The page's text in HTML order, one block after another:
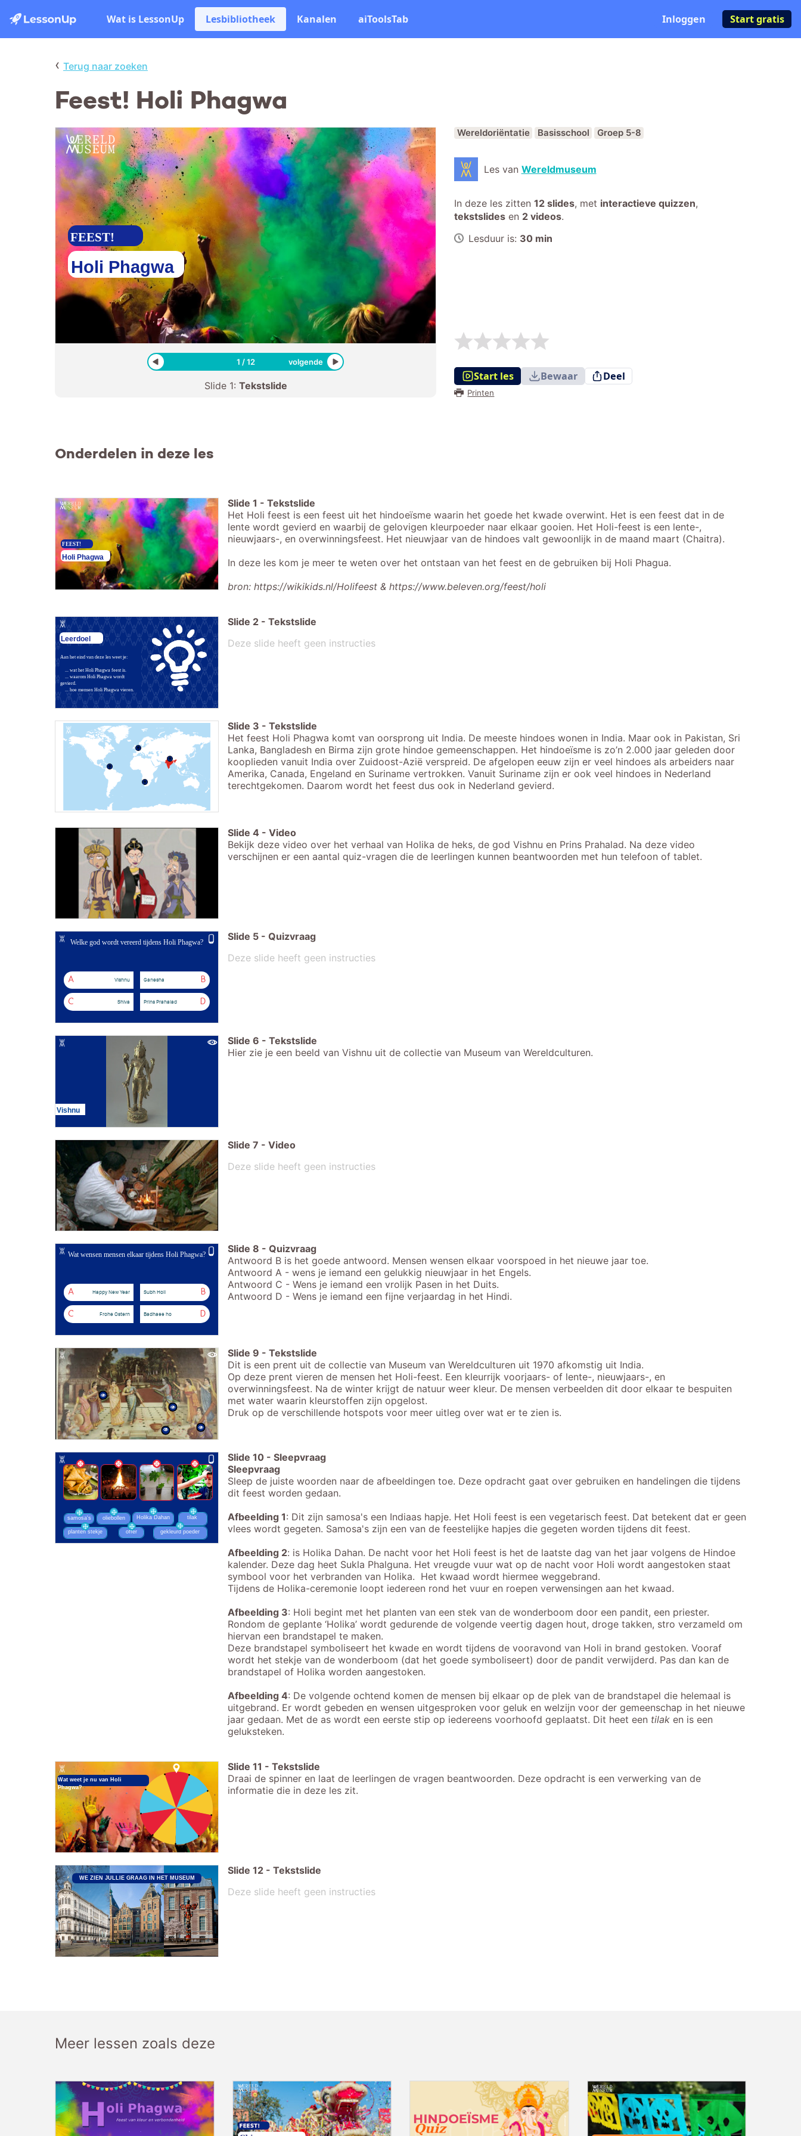
Wat is LessonUp Lesbibliotheek Kanalen aiToolsTab Inloggen Start gratis
‹ Terug naar zoeken
Feest! Holi Phagwa
FEEST!
Holi Phagwa
1 /12 volgende
Slide 1: Tekstslide
Wereldoriëntatie Basisschool Groep 5-8
Les van Wereldmuseum
In deze les zitten 12 slides, met interactieve quizzen,
tekstslides en 2 videos.
Lesduur is: 30 min
Start les Bewaar Deel
Printen
Onderdelen in deze les
FEEST!
Holi Phagwa
Slide 1 - Tekstslide
Het Holi feest is een feest uit het hindoeïsme waarin het goede het kwade overwint. Het is een feest dat in de
lente wordt gevierd en waarbij de gelovigen kleurpoeder naar elkaar gooien. Het Holi-feest is een lente-,
nieuwjaars-, en overwinningsfeest. Het nieuwjaar van de hindoes valt gewoonlijk in de maand maart (Chaitra).
In deze les kom je meer te weten over het ontstaan van het feest en de gebruiken bij Holi Phagua.
bron: https://wikikids.nl/Holifeest & https://www.beleven.org/feest/holi
Leerdoel
Aan het eind van deze les weet je:
... wat het Holi Phagwa feest is.
... waarom Holi Phagwa wordt
gevierd.
... hoe mensen Holi Phagwa vieren.
Slide 2 - Tekstslide
Deze slide heeft geen instructies
Slide 3 - Tekstslide
Het feest Holi Phagwa komt van oorsprong uit India. De meeste hindoes wonen in India. Maar ook in Pakistan, Sri
Lanka, Bangladesh en Birma zijn grote hindoe gemeenschappen. Het hindoeïsme is zo’n 2.000 jaar geleden door
kooplieden vanuit India over Zuidoost-Azië verspreid. De afgelopen eeuw zijn er veel hindoes als arbeiders naar
Amerika, Canada, Engeland en Suriname vertrokken. Vanuit Suriname zijn er ook veel hindoes in Nederland
terechtgekomen. Daarom wordt het feest dus ook in Nederland gevierd.
Slide 4 - Video
Bekijk deze video over het verhaal van Holika de heks, de god Vishnu en Prins Prahalad. Na deze video
verschijnen er een aantal quiz-vragen die de leerlingen kunnen beantwoorden met hun telefoon of tablet.
Welke god wordt vereerd tijdens Holi Phagwa?
A Vishnu B
Ganesha
C Shiva D
Prins Prahalad
Slide 5 - Quizvraag
Deze slide heeft geen instructies
Vishnu
Slide 6 - Tekstslide
Hier zie je een beeld van Vishnu uit de collectie van Museum van Wereldculturen.
Slide 7 - Video
Deze slide heeft geen instructies
Wat wensen mensen elkaar tijdens Holi Phagwa?
A Happy New Year B
Subh Holi
C Frohe Ostern D
Badhaee ho
Slide 8 - Quizvraag
Antwoord B is het goede antwoord. Mensen wensen elkaar voorspoed in het nieuwe jaar toe.
Antwoord A - wens je iemand een gelukkig nieuwjaar in het Engels.
Antwoord C - Wens je iemand een vrolijk Pasen in het Duits.
Antwoord D - Wens je iemand een fijne verjaardag in het Hindi.
Slide 9 - Tekstslide
Dit is een prent uit de collectie van Museum van Wereldculturen uit 1970 afkomstig uit India.
Op deze prent vieren de mensen het Holi-feest. Een kleurrijk voorjaars- of lente-, nieuwjaars-, en
overwinningsfeest. Na de winter krijgt de natuur weer kleur. De mensen verbeelden dit door elkaar te bespuiten
met water waarin kleurstoffen zijn opgelost.
Druk op de verschillende hotspots voor meer uitleg over wat er te zien is.
samosa's oliebollen Holika Dahan
planten stekje offer
tilak
gekleurd poeder
Slide 10 - Sleepvraag
Sleepvraag
Sleep de juiste woorden naar de afbeeldingen toe. Deze opdracht gaat over gebruiken en handelingen die tijdens
dit feest worden gedaan.
Afbeelding 1: Dit zijn samosa's een Indiaas hapje. Het Holi feest is een vegetarisch feest. Dat betekent dat er geen
vlees wordt gegeten. Samosa's zijn een van de feestelijke hapjes die gegeten worden tijdens dit feest.
Afbeelding 2: is Holika Dahan. De nacht voor het Holi feest is het de laatste dag van het jaar volgens de Hindoe
kalender. Deze dag heet Sukla Phalguna. Het vreugde vuur wat op de nacht voor Holi wordt aangestoken staat
symbool voor het verbranden van Holika. Het kwaad wordt hiermee weggebrand.
Tijdens de Holika-ceremonie loopt iedereen rond het vuur en roepen verwensingen aan het kwaad.
Afbeelding 3: Holi begint met het planten van een stek van de wonderboom door een pandit, een priester.
Rondom de geplante ‘Holika’ wordt gedurende de volgende veertig dagen hout, droge takken, stro verzameld om
hiervan een brandstapel te maken.
Deze brandstapel symboliseert het kwade en wordt tijdens de vooravond van Holi in brand gestoken. Vooraf
wordt het stekje van de wonderboom (dat het goede symboliseert) door de pandit verwijderd. Pas dan kan de
brandstapel of Holika worden aangestoken.
Afbeelding 4: De volgende ochtend komen de mensen bij elkaar op de plek van de brandstapel die helemaal is
uitgebrand. Er wordt gebeden en wensen uitgesproken voor geluk en welzijn voor der gemeenschap in het nieuwe
jaar gedaan. Met de as wordt een eerste stip op iedereens voorhoofd geplaatst. Dit heet een tilak en is een
geluksteken.
Wat weet je nu van Holi
Phagwa?
Slide 11 - Tekstslide
Draai de spinner en laat de leerlingen de vragen beantwoorden. Deze opdracht is een verwerking van de
informatie die in deze les zit.
WE ZIEN JULLIE GRAAG IN HET MUSEUM
Slide 12 - Tekstslide
Deze slide heeft geen instructies
Meer lessen zoals deze